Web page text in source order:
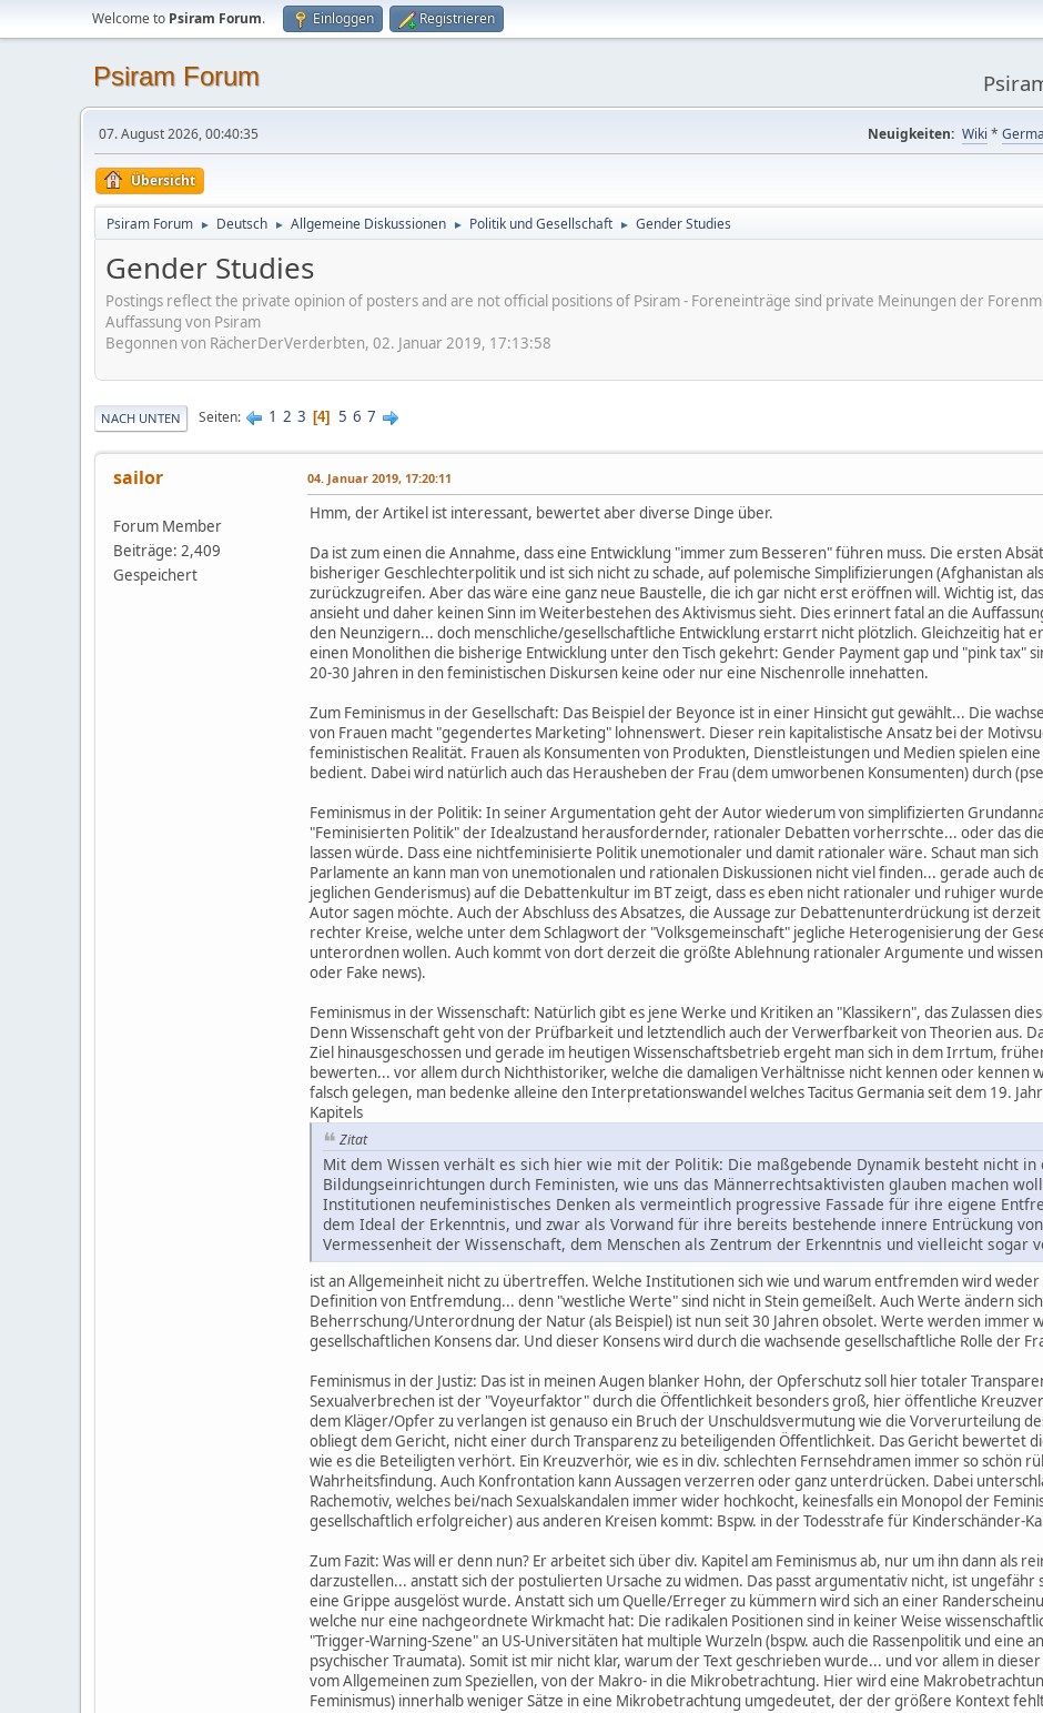
Welcome to Psiram Forum. Einloggen Registrieren
Psiram Forum
07. August 2026, 00:40:35 Neuigkeiten: Wiki *
Übersicht
Psiram Forum ► Deutsch ► Allgemeine Diskussionen ► Politik und Gesellschaft ► Gender Studies
Gender Studies
Postings reflect the private opinion of posters and are not official positions of Psiram - Foreneinträge sind private Meinungen der
Auffassung von Psiram
Begonnen von RächerDerVerderbten, 02. Januar 2019, 17:13:58
NACH UNTEN Seiten 1 2 3 4 5 6 7
sailor
Forum Member
Beiträge: 2,409
Gespeichert
04. Januar 2019, 17:20:11
Hmm, der Artikel ist interessant, bewertet aber diverse Dinge über.
Da ist zum einen die Annahme, dass eine Entwicklung "immer zum Besseren" führen muss. Die ersten
bisheriger Geschlechterpolitik und ist sich nicht zu schade, auf polemische Simplifizierungen (Afghanistan
zurückzugreifen. Aber das wäre eine ganz neue Baustelle, die ich gar nicht erst eröffnen will. Wichtig ist,
ansieht und daher keinen Sinn im Weiterbestehen des Aktivismus sieht. Dies erinnert fatal an die
den Neunzigern... doch menschliche/gesellschaftliche Entwicklung erstarrt nicht plötzlich. Gleichzeitig hat
einen Monolithen die bisherige Entwicklung unter den Tisch gekehrt: Gender Payment gap und "pink tax"
20-30 Jahren in den feministischen Diskursen keine oder nur eine Nischenrolle innehatten.
Zum Feminismus in der Gesellschaft: Das Beispiel der Beyonce ist in einer Hinsicht gut gewählt... Die
von Frauen macht "gegendertes Marketing" lohnenswert. Dieser rein kapitalistische Ansatz bei der
feministischen Realität. Frauen als Konsumenten von Produkten, Dienstleistungen und Medien spielen
bedient. Dabei wird natürlich auch das Herausheben der Frau (dem umworbenen Konsumenten) durch
Feminismus in der Politik: In seiner Argumentation geht der Autor wiederum von simplifizierten
"Feminisierten Politik" der Idealzustand herausfordernder, rationaler Debatten vorherrschte... oder das
lassen würde. Dass eine nichtfeminisierte Politik unemotionaler und damit rationaler wäre. Schaut man
Parlamente an kann man von unemotionalen und rationalen Diskussionen nicht viel finden... gerade auch
jeglichen Genderismus) auf die Debattenkultur im BT zeigt, dass es eben nicht rationaler und ruhiger
Autor sagen möchte. Auch der Abschluss des Absatzes, die Aussage zur Debattenunterdrückung ist
rechter Kreise, welche unter dem Schlagwort der "Volksgemeinschaft" jegliche Heterogenisierung der
unterordnen wollen. Auch kommt von dort derzeit die größte Ablehnung rationaler Argumente und
oder Fake news).
Feminismus in der Wissenschaft: Natürlich gibt es jene Werke und Kritiken an "Klassikern", das Zulassen
Denn Wissenschaft geht von der Prüfbarkeit und letztendlich auch der Verwerfbarkeit von Theorien aus.
Ziel hinausgeschossen und gerade im heutigen Wissenschaftsbetrieb ergeht man sich in dem Irrtum,
bewerten... vor allem durch Nichthistoriker, welche die damaligen Verhältnisse nicht kennen oder kennen
falsch gelegen, man bedenke alleine den Interpretationswandel welches Tacitus Germania seit dem 19.
Kapitels
Zitat
Mit dem Wissen verhält es sich hier wie mit der Politik: Die maßgebende Dynamik besteht nicht
Bildungseinrichtungen durch Feministen, wie uns das Männerrechtsaktivisten glauben machen
Institutionen neufeministisches Denken als vermeintlich progressive Fassade für ihre eigene
dem Ideal der Erkenntnis, und zwar als Vorwand für ihre bereits bestehende innere Entrückung
Vermessenheit der Wissenschaft, dem Menschen als Zentrum der Erkenntnis und vielleicht sogar
ist an Allgemeinheit nicht zu übertreffen. Welche Institutionen sich wie und warum entfremden wird
Definition von Entfremdung... denn "westliche Werte" sind nicht in Stein gemeißelt. Auch Werte ändern
Beherrschung/Unterordnung der Natur (als Beispiel) ist nun seit 30 Jahren obsolet. Werte werden immer
gesellschaftlichen Konsens dar. Und dieser Konsens wird durch die wachsende gesellschaftliche Rolle der
Feminismus in der Justiz: Das ist in meinen Augen blanker Hohn, der Opferschutz soll hier totaler
Sexualverbrechen ist der "Voyeurfaktor" durch die Öffentlichkeit besonders groß, hier öffentliche
dem Kläger/Opfer zu verlangen ist genauso ein Bruch der Unschuldsvermutung wie die Vorverurteilung
obliegt dem Gericht, nicht einer durch Transparenz zu beteiligenden Öffentlichkeit. Das Gericht bewertet
wie es die Beteiligten verhört. Ein Kreuzverhör, wie es in div. schlechten Fernsehdramen immer so schön
Wahrheitsfindung. Auch Konfrontation kann Aussagen verzerren oder ganz unterdrücken. Dabei
Rachemotiv, welches bei/nach Sexualskandalen immer wider hochkocht, keinesfalls ein Monopol der
gesellschaftlich erfolgreicher) aus anderen Kreisen kommt: Bspw. in der Todesstrafe für Kinderschänder-
Zum Fazit: Was will er denn nun? Er arbeitet sich über div. Kapitel am Feminismus ab, nur um ihn dann als
darzustellen... anstatt sich der postulierten Ursache zu widmen. Das passt argumentativ nicht, ist ungefähr
eine Grippe ausgelöst wurde. Anstatt sich um Quelle/Erreger zu kümmern wird sich an einer
welche nur eine nachgeordnete Wirkmacht hat: Die radikalen Positionen sind in keiner Weise
"Trigger-Warning-Szene" an US-Universitäten hat multiple Wurzeln (bspw. auch die Rassenpolitik und eine
psychischer Traumata). Somit ist mir nicht klar, warum der Text geschrieben wurde... und vor allem in
vom Allgemeinen zum Speziellen, von der Makro- in die Mikrobetrachtung. Hier wird eine
Feminismus) innerhalb weniger Sätze in eine Mikrobetrachtung umgedeutet, der der größere Kontext